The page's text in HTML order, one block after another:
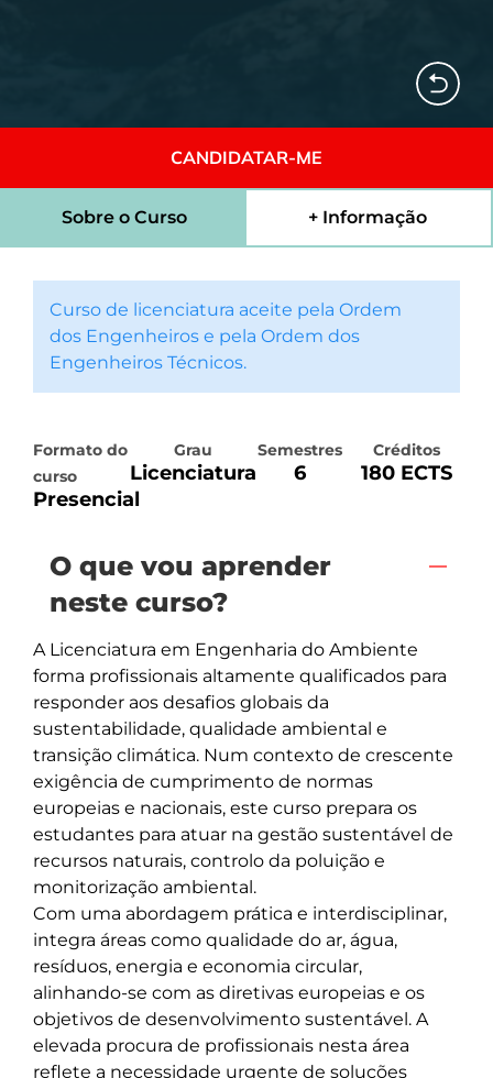
CANDIDATAR-ME
Sobre o Curso + Informação
Curso de licenciatura aceite pela Ordem
dos Engenheiros e pela Ordem dos
Engenheiros Técnicos.
Formato do
curso
Presencial
Grau
Licenciatura
Semestres
6
Créditos
180 ECTS
O que vou aprender
neste curso?
A Licenciatura em Engenharia do Ambiente
forma profissionais altamente qualificados para
responder aos desafios globais da
sustentabilidade, qualidade ambiental e
transição climática. Num contexto de crescente
exigência de cumprimento de normas
europeias e nacionais, este curso prepara os
estudantes para atuar na gestão sustentável de
recursos naturais, controlo da poluição e
monitorização ambiental.
Com uma abordagem prática e interdisciplinar,
integra áreas como qualidade do ar, água,
resíduos, energia e economia circular,
alinhando-se com as diretivas europeias e os
objetivos de desenvolvimento sustentável. A
elevada procura de profissionais nesta área
reflete a necessidade urgente de soluções